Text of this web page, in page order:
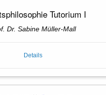
Tutorium I
Dr. Sabine Müller-Mall
Details